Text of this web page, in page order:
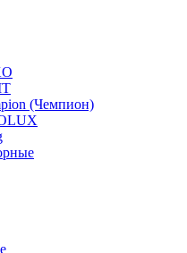
(Чемпион)